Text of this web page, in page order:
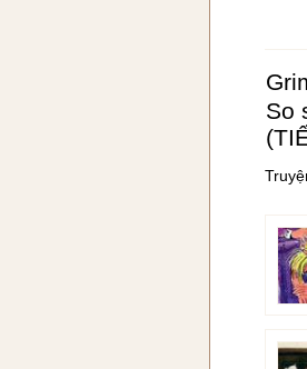
So